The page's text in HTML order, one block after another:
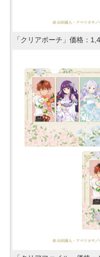
「クリアポーチ」価格：